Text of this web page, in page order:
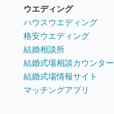
ウエディング
ハウスウエディング
格安ウエディング
結婚相談所
結婚式場相談カウンター
結婚式場情報サイト
マッチングアプリ